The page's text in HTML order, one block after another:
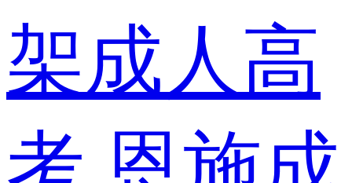
架成人高